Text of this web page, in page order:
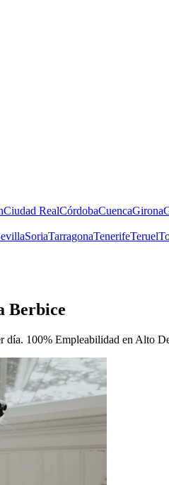
Ciudad RealCórdobaCuencaGirona
SoriaTarragonaTenerifeTeruel
Berbice
día. 100% Empleabilidad en Alto